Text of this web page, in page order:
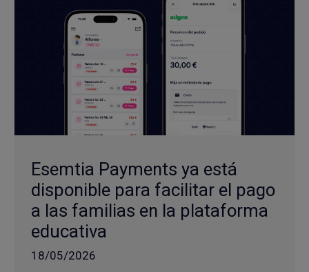
Esemtia Payments ya está
disponible para facilitar el pago
a las familias en la plataforma
educativa
18/05/2026